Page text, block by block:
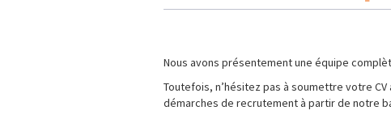
Nous avons présentement une équipe
Toutefois, n’hésitez pas à soumettre votre
démarches de recrutement à partir de notre